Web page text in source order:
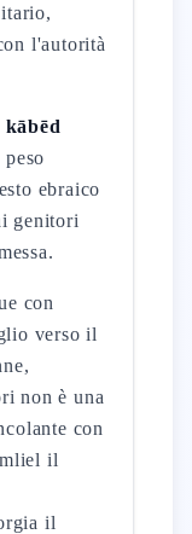
l'autorità
kābēd
ebraico
genitori
con
verso il
non è una
con
il
il